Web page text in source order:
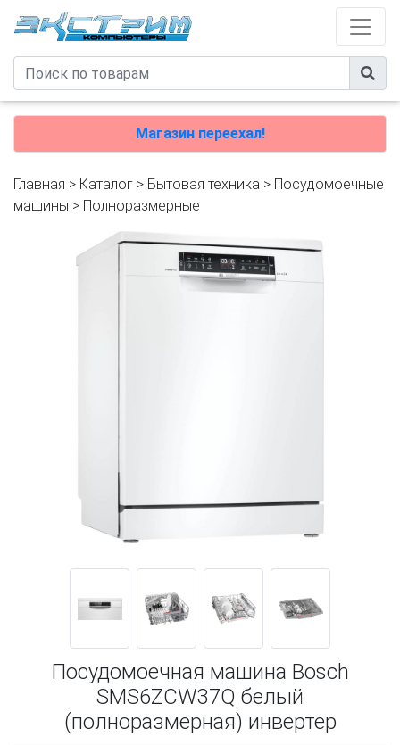
Магазин переехал!
Главная > Каталог > Бытовая техника > Посудомоечные
машины > Полноразмерные
Посудомоечная машина Bosch
SMS6ZCW37Q белый
(полноразмерная) инвертер